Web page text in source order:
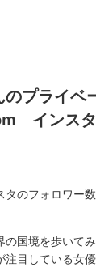
のプライ
インスタ
タのフォロワー
の国境を歩いて
目している女優